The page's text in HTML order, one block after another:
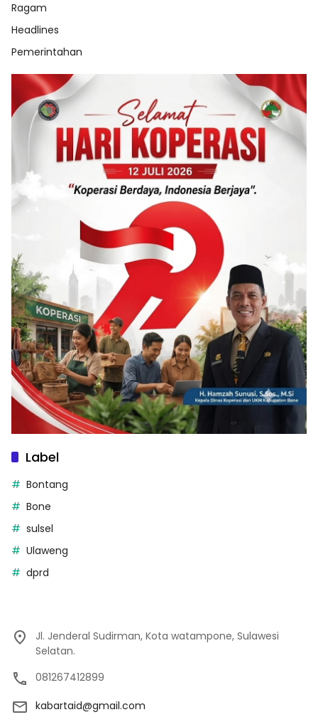
Ragam
Headlines
Pemerintahan
Label
Bontang
Bone
sulsel
Ulaweng
dprd
Jl. Jenderal Sudirman, Kota watampone, Sulawesi
Selatan.
081267412899
kabartaid@gmail.com